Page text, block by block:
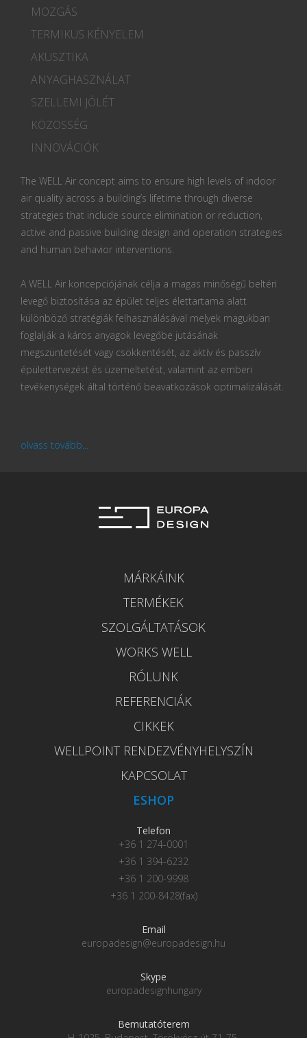
MOZGÁS
TERMIKUS KÉNYELEM
AKUSZTIKA
ANYAGHASZNÁLAT
SZELLEMI JÓLÉT
KÖZÖSSÉG
INNOVÁCIÓK
The WELL Air concept aims to ensure high levels of indoor
air quality across a building’s lifetime through diverse
strategies that include source elimination or reduction,
active and passive building design and operation strategies
and human behavior interventions.
A WELL Air koncepciójának célja a magas minőségű beltéri
levegő biztosítása az épület teljes élettartama alatt
különböző stratégiák felhasználásával melyek magukban
foglalják a káros anyagok levegőbe jutásának
megszüntetését vagy csökkentését, az aktív és passzív
épülettervezést és üzemeltetést, valamint az emberi
tevékenységek által történő beavatkozások optimalizálását.
olvass tovább...
MÁRKÁINK
TERMÉKEK
SZOLGÁLTATÁSOK
WORKS WELL
RÓLUNK
REFERENCIÁK
CIKKEK
WELLPOINT RENDEZVÉNYHELYSZÍN
KAPCSOLAT
ESHOP
Telefon
+36 1 274-0001
+36 1 394-6232
+36 1 200-9998
+36 1 200-8428(fax)
Email
europadesign@europadesign.hu
Skype
europadesignhungary
Bemutatóterem